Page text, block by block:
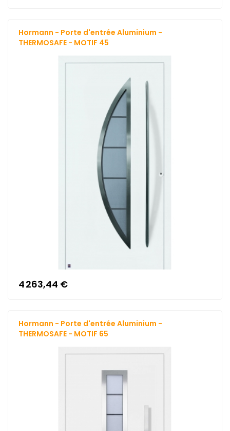
Hormann - Porte d'entrée Aluminium -
THERMOSAFE - MOTIF 45
4 263,44 €
Hormann - Porte d'entrée Aluminium -
THERMOSAFE - MOTIF 65